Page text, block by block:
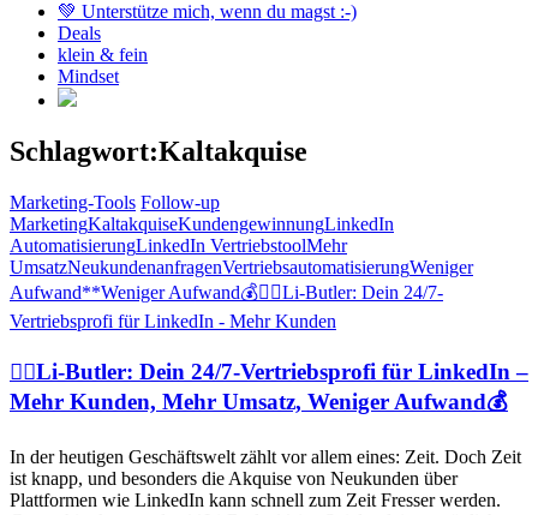
💚 Unterstütze mich, wenn du magst :-)
Deals
klein & fein
Mindset
Schlagwort:Kaltakquise
Marketing-Tools Follow-up
MarketingKaltakquiseKundengewinnungLinkedIn
AutomatisierungLinkedIn VertriebstoolMehr
UmsatzNeukundenanfragenVertriebsautomatisierungWeniger
Aufwand**Weniger Aufwand💰👉🏻Li-Butler: Dein 24/7-
Vertriebsprofi für LinkedIn - Mehr Kunden
👉🏻Li-Butler: Dein 24/7-Vertriebsprofi für LinkedIn –
Mehr Kunden, Mehr Umsatz, Weniger Aufwand💰
In der heutigen Geschäftswelt zählt vor allem eines: Zeit. Doch Zeit
ist knapp, und besonders die Akquise von Neukunden über
Plattformen wie LinkedIn kann schnell zum Zeit Fresser werden.